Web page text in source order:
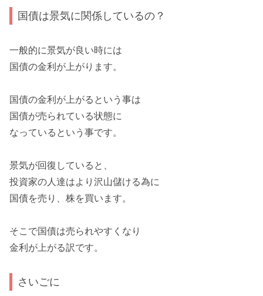
国債は景気に関係しているの？
一般的に景気が良い時には
国債の金利が上がります。
国債の金利が上がるという事は
国債が売られている状態に
なっているという事です。
景気が回復していると、
投資家の人達はより沢山儲ける為に
国債を売り、株を買います。
そこで国債は売られやすくなり
金利が上がる訳です。
さいごに